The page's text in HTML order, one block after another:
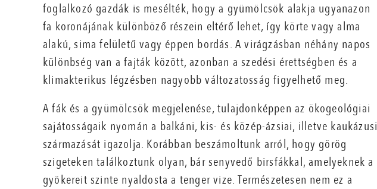
foglalkozó gazdák is mesélték, hogy a gyümölcsök alakja ugyanazon
fa koronájának különböző részein eltérő lehet, így körte vagy alma
alakú, sima felületű vagy éppen bordás. A virágzásban néhány napos
különbség van a fajták között, azonban a szedési érettségben és a
klimakterikus légzésben nagyobb változatosság figyelhető meg.
A fák és a gyümölcsök megjelenése, tulajdonképpen az ökogeológiai
sajátosságaik nyomán a balkáni, kis- és közép-ázsiai, illetve kaukázusi
származását igazolja. Korábban beszámoltunk arról, hogy görög
szigeteken találkoztunk olyan, bár senyvedő birsfákkal, amelyeknek a
gyökereit szinte nyaldosta a tenger vize. Természetesen nem ez a